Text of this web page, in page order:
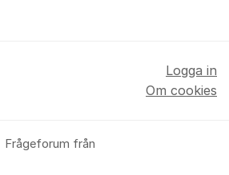
Frågeforum från
Logga in
Om cookies